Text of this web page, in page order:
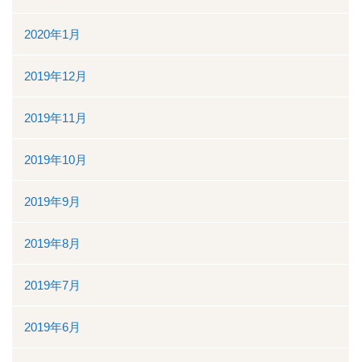
2020年1月
2019年12月
2019年11月
2019年10月
2019年9月
2019年8月
2019年7月
2019年6月